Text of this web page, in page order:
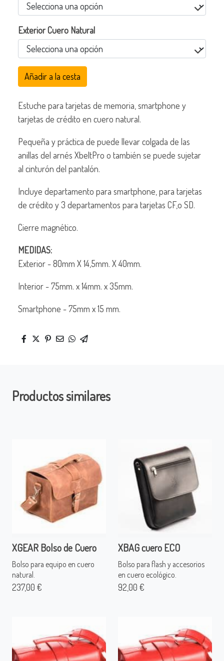
Exterior Cuero Natural
Añadir a la cesta
Estuche para tarjetas de memoria, smartphone y
tarjetas de crédito en cuero natural.
Pequeña y práctica de puede llevar colgada de las
anillas del arnés XbeltPro o también se puede sujetar
al cinturón del pantalón.
Incluye departamento para smartphone, para tarjetas
de crédito y 3 departamentos para tarjetas CF,o SD.
Cierre magnético.
MEDIDAS:
Exterior - 80mm X 14,5mm. X 40mm.
Interior - 75mm. x 14mm. x 35mm.
Smartphone - 75mm x 15 mm.
Productos similares
XGEAR Bolso de Cuero
Bolso para equipo en cuero
natural.
237,00 €
XBAG cuero ECO
Bolso para flash y accesorios
en cuero ecológico.
92,00 €